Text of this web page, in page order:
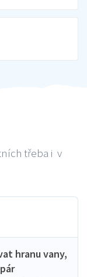
třeba i v
hranu vany,